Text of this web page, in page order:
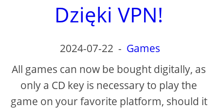
Dzięki VPN!
2024-07-22 - Games
All games can now be bought digitally, as
only a CD key is necessary to play the
game on your favorite platform, should it